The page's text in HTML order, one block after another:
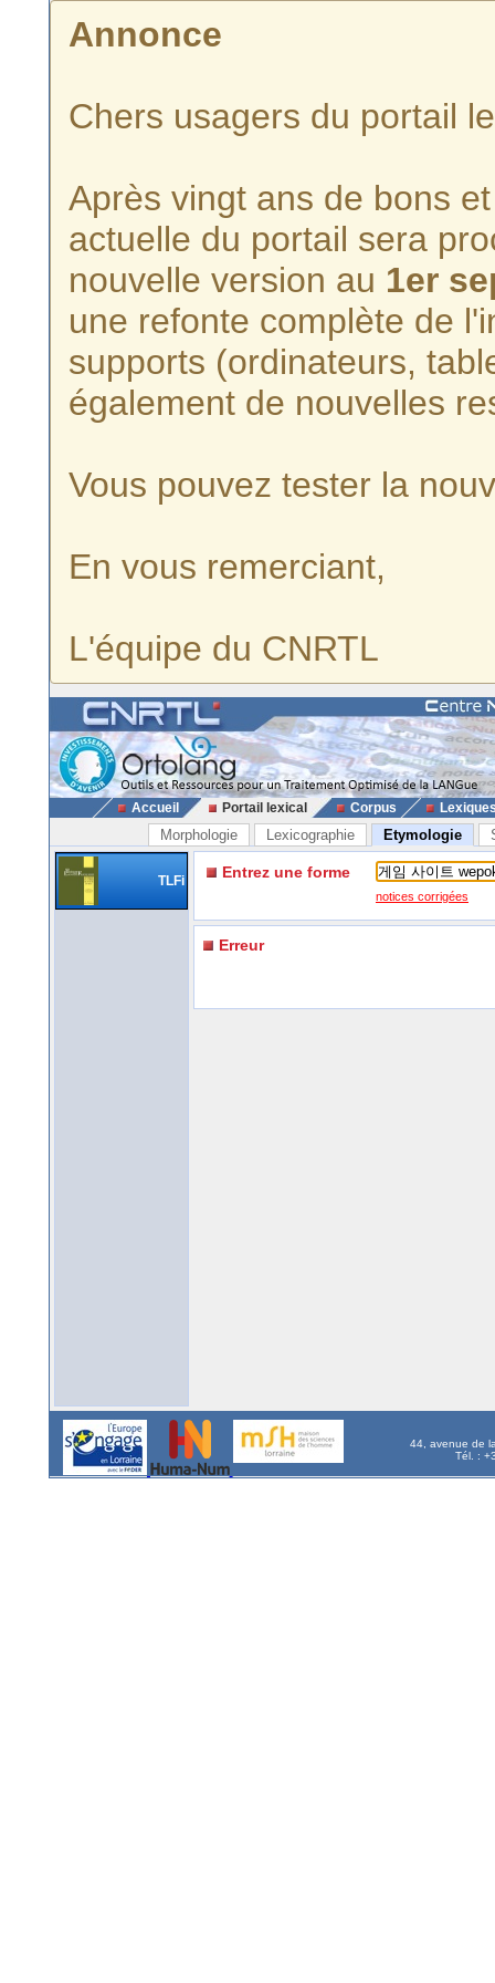
Annonce
Chers usagers du portail
Après vingt ans de bons
actuelle du portail sera
nouvelle version au 1er
une refonte complète de
supports (ordinateurs,
également de nouvelles
Vous pouvez tester la
En vous remerciant,
L'équipe du CNRTL
Accueil Portail lexical Corpus
Morphologie Lexicographie Etymologie
TLFi Entrez une forme
notices corrigées
Erreur
44, avenue de
Tél. :